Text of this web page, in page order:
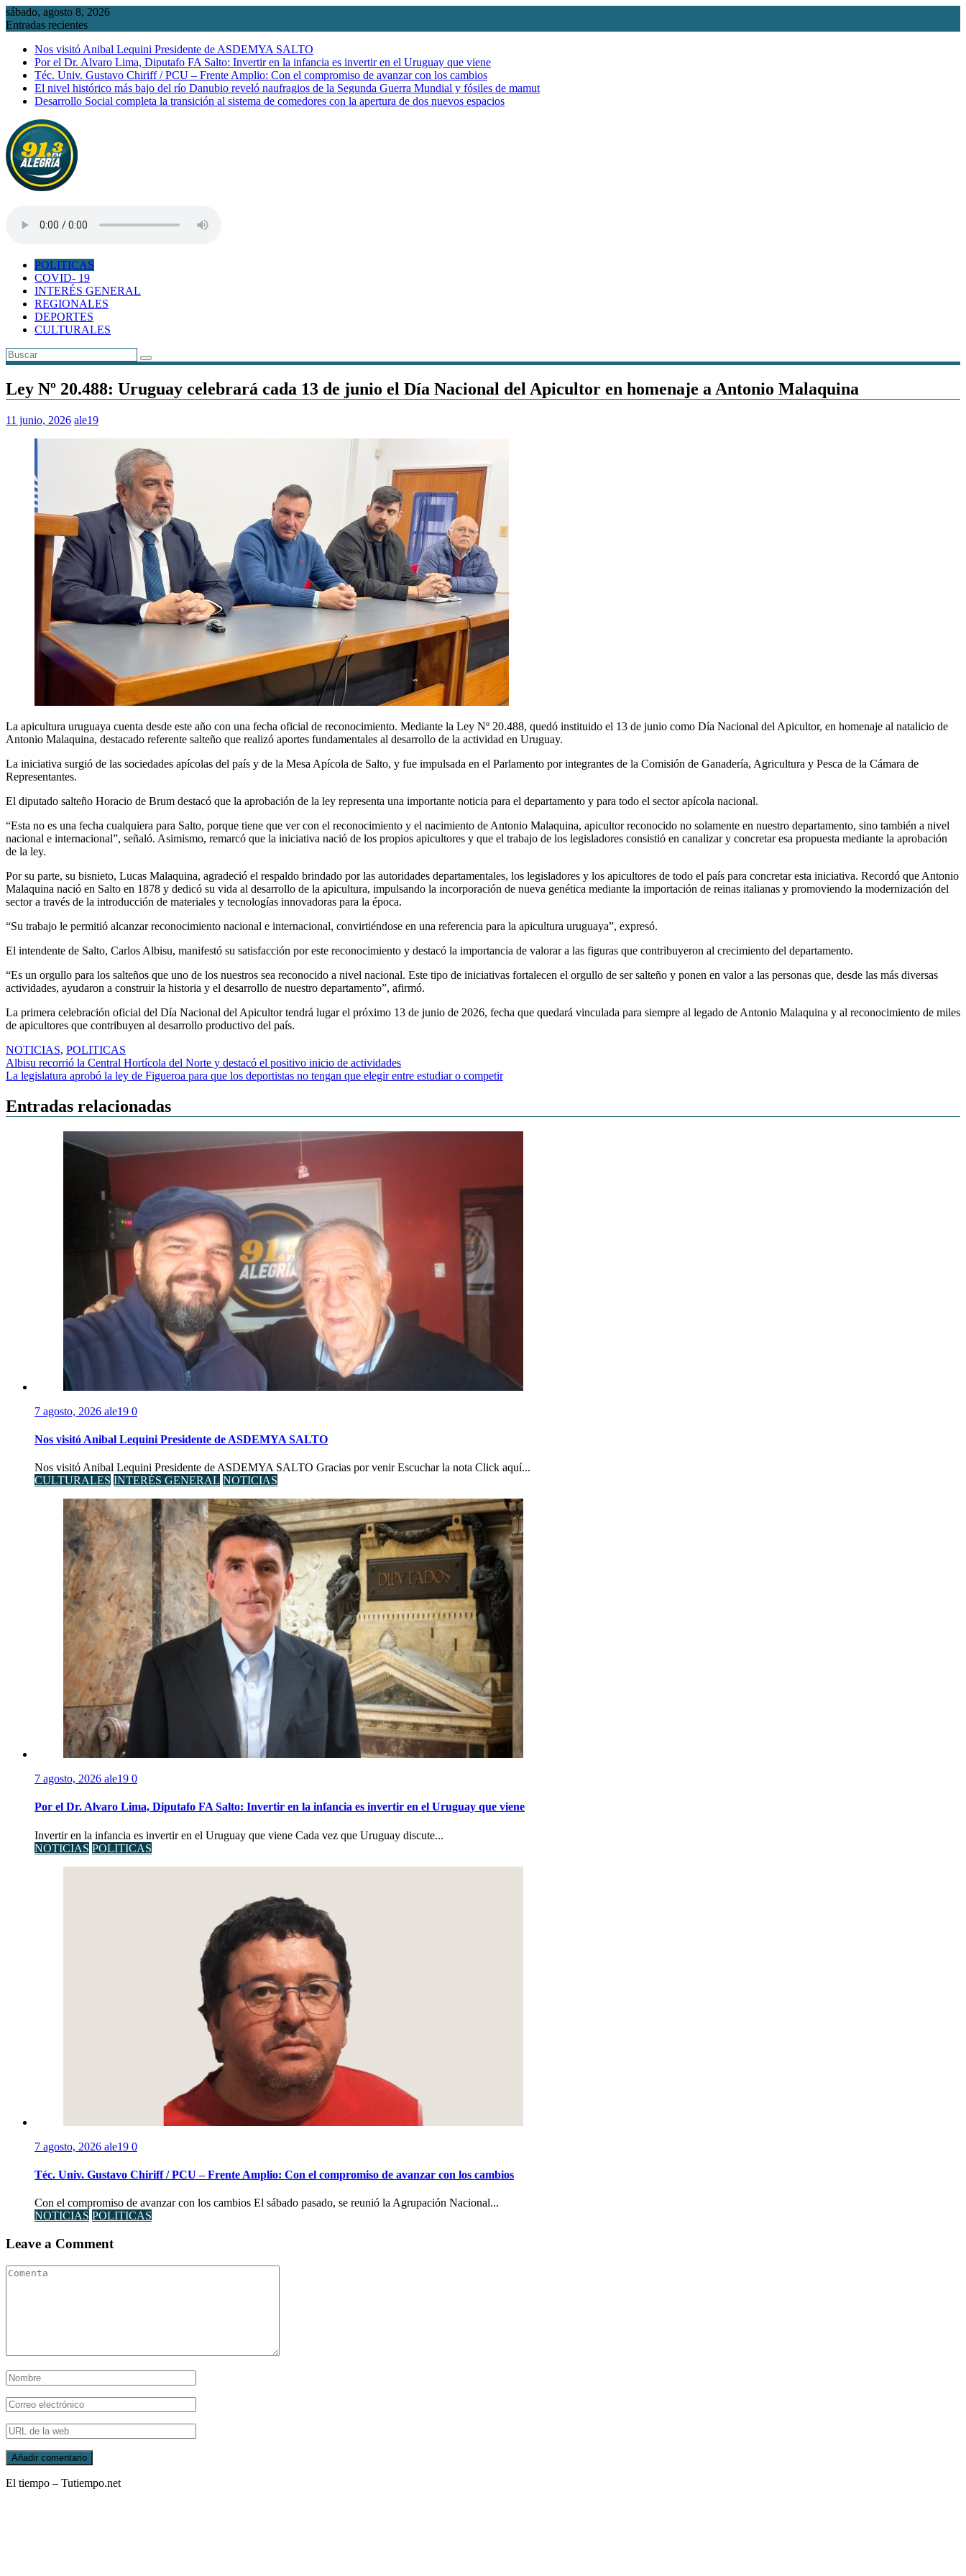
Saltar
al
sábado, agosto 8, 2026
Entradas recientes
Nos visitó Anibal Lequini Presidente de ASDEMYA SALTO
Por el Dr. Alvaro Lima, Diputafo FA Salto: Invertir en la infancia es invertir en el Uruguay que viene
Téc. Univ. Gustavo Chiriff / PCU – Frente Amplio: Con el compromiso de avanzar con los cambios
El nivel histórico más bajo del río Danubio reveló naufragios de la Segunda Guerra Mundial y fósiles de mamut
Desarrollo Social completa la transición al sistema de comedores con la apertura de dos nuevos espacios
POLITICAS
COVID- 19
INTERÉS GENERAL
REGIONALES
DEPORTES
CULTURALES
Ley Nº 20.488: Uruguay celebrará cada 13 de junio el Día Nacional del Apicultor en homenaje a Antonio Malaquina
11 junio, 2026 ale19
La apicultura uruguaya cuenta desde este año con una fecha oficial de reconocimiento. Mediante la Ley Nº 20.488, quedó instituido el 13 de junio como Día Nacional del Apicultor, en homenaje al natalicio de
Antonio Malaquina, destacado referente salteño que realizó aportes fundamentales al desarrollo de la actividad en Uruguay.
La iniciativa surgió de las sociedades apícolas del país y de la Mesa Apícola de Salto, y fue impulsada en el Parlamento por integrantes de la Comisión de Ganadería, Agricultura y Pesca de la Cámara de
Representantes.
El diputado salteño Horacio de Brum destacó que la aprobación de la ley representa una importante noticia para el departamento y para todo el sector apícola nacional.
“Esta no es una fecha cualquiera para Salto, porque tiene que ver con el reconocimiento y el nacimiento de Antonio Malaquina, apicultor reconocido no solamente en nuestro departamento, sino también a nivel
nacional e internacional”, señaló. Asimismo, remarcó que la iniciativa nació de los propios apicultores y que el trabajo de los legisladores consistió en canalizar y concretar esa propuesta mediante la aprobación
de la ley.
Por su parte, su bisnieto, Lucas Malaquina, agradeció el respaldo brindado por las autoridades departamentales, los legisladores y los apicultores de todo el país para concretar esta iniciativa. Recordó que Antonio
Malaquina nació en Salto en 1878 y dedicó su vida al desarrollo de la apicultura, impulsando la incorporación de nueva genética mediante la importación de reinas italianas y promoviendo la modernización del
sector a través de la introducción de materiales y tecnologías innovadoras para la época.
“Su trabajo le permitió alcanzar reconocimiento nacional e internacional, convirtiéndose en una referencia para la apicultura uruguaya”, expresó.
El intendente de Salto, Carlos Albisu, manifestó su satisfacción por este reconocimiento y destacó la importancia de valorar a las figuras que contribuyeron al crecimiento del departamento.
“Es un orgullo para los salteños que uno de los nuestros sea reconocido a nivel nacional. Este tipo de iniciativas fortalecen el orgullo de ser salteño y ponen en valor a las personas que, desde las más diversas
actividades, ayudaron a construir la historia y el desarrollo de nuestro departamento”, afirmó.
La primera celebración oficial del Día Nacional del Apicultor tendrá lugar el próximo 13 de junio de 2026, fecha que quedará vinculada para siempre al legado de Antonio Malaquina y al reconocimiento de miles
de apicultores que contribuyen al desarrollo productivo del país.
NOTICIAS, POLITICAS
Navegación
de
entradas
Albisu recorrió la Central Hortícola del Norte y destacó el positivo inicio de actividades
La legislatura aprobó la ley de Figueroa para que los deportistas no tengan que elegir entre estudiar o competir
Entradas relacionadas
7 agosto, 2026 ale19 0
Nos visitó Anibal Lequini Presidente de ASDEMYA SALTO
Nos visitó Anibal Lequini Presidente de ASDEMYA SALTO Gracias por venir Escuchar la nota Click aquí...
CULTURALES INTERÉS GENERAL NOTICIAS
7 agosto, 2026 ale19 0
Por el Dr. Alvaro Lima, Diputafo FA Salto: Invertir en la infancia es invertir en el Uruguay que viene
Invertir en la infancia es invertir en el Uruguay que viene Cada vez que Uruguay discute...
NOTICIAS POLITICAS
7 agosto, 2026 ale19 0
Téc. Univ. Gustavo Chiriff / PCU – Frente Amplio: Con el compromiso de avanzar con los cambios
Con el compromiso de avanzar con los cambios El sábado pasado, se reunió la Agrupación Nacional...
NOTICIAS POLITICAS
Leave a Comment
El tiempo – Tutiempo.net